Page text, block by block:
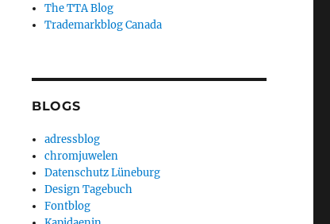
The TTA Blog
Trademarkblog Canada
BLOGS
adressblog
chromjuwelen
Datenschutz Lüneburg
Design Tagebuch
Fontblog